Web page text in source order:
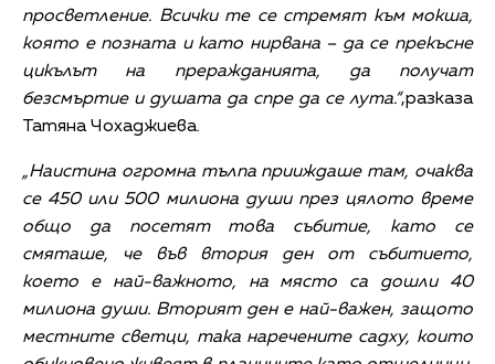
просветление. Всички те се стремят към мокша,
която е позната и като нирвана – да се прекъсне
цикълът на преражданията, да получат
безсмъртие и душата да спре да се лута.“,разказа
Татяна Чохаджиева.
„Наистина огромна тълпа прииждаше там, очаква
се 450 или 500 милиона души през цялото време
общо да посетят това събитие, като се
смяташе, че във втория ден от събитието,
което е най-важното, на място са дошли 40
милиона души. Вторият ден е най-важен, защото
местните светци, така наречените садху, които